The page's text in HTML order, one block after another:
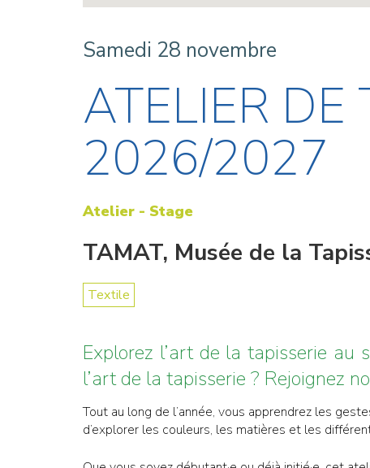
Samedi 28 novembre
ATELIER DE
2026/2027
Atelier - Stage
TAMAT, Musée de la
Textile
Explorez l’art de la tapisserie au
l’art de la tapisserie ? Rejoignez
Tout au long de l’année, vous apprendrez les
d’explorer les couleurs, les matières et les